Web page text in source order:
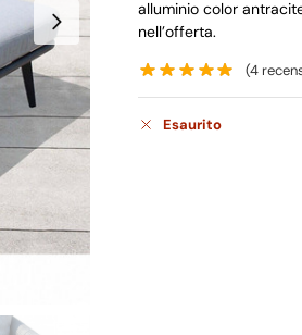
alluminio color
nell’offerta.
(4
Esaurito